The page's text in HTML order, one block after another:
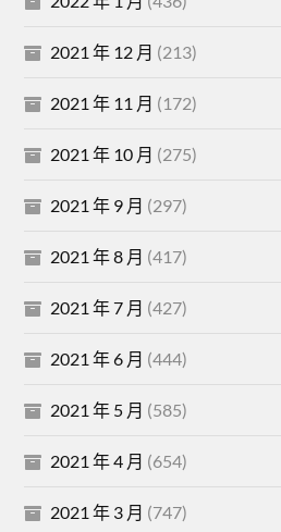
2021 年 12 月 (213)
2021 年 11 月 (172)
2021 年 10 月 (275)
2021 年 9 月 (297)
2021 年 8 月 (417)
2021 年 7 月 (427)
2021 年 6 月 (444)
2021 年 5 月 (585)
2021 年 4 月 (654)
2021 年 3 月 (747)